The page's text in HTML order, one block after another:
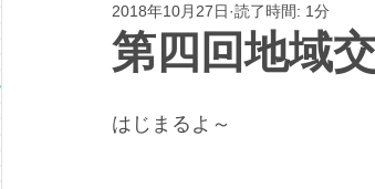
季節催事・イベント 各種教室での様子
第四回地域
2018年10月27日 読了時間: 1分
はじまるよ～